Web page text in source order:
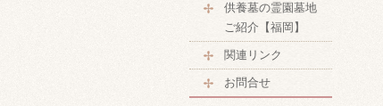
供養墓の霊園墓地
ご紹介【福岡】
関連リンク
お問合せ